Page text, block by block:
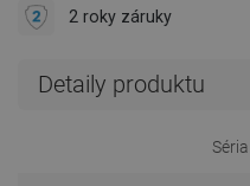
2 roky záruky
Detaily produktu
Séria